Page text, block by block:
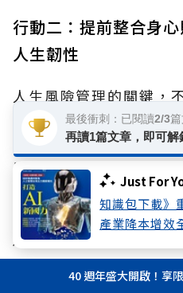
Just For
知識包下載》
產業降本增效
行動二：提前整合身
人生韌性
人生風險管理的關鍵，
應，而在於風險發生前
現，生理、心理與財務
康惡化可能增加照護與
加重心理負擔。同時面
資訊與支持的人際網絡
放大。
因此，退休準備不應只
40 週年盛大開啟！享
最後衝刺：已閱讀2/3
再讀1篇文章，即可解